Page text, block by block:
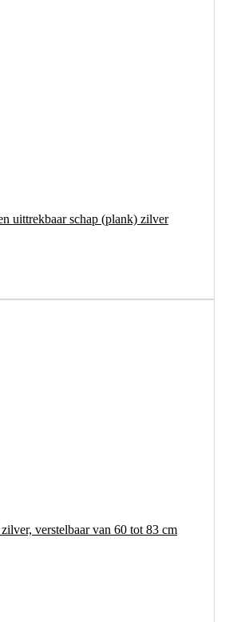
uittrekbaar schap (plank) zilver
verstelbaar van 60 tot 83 cm